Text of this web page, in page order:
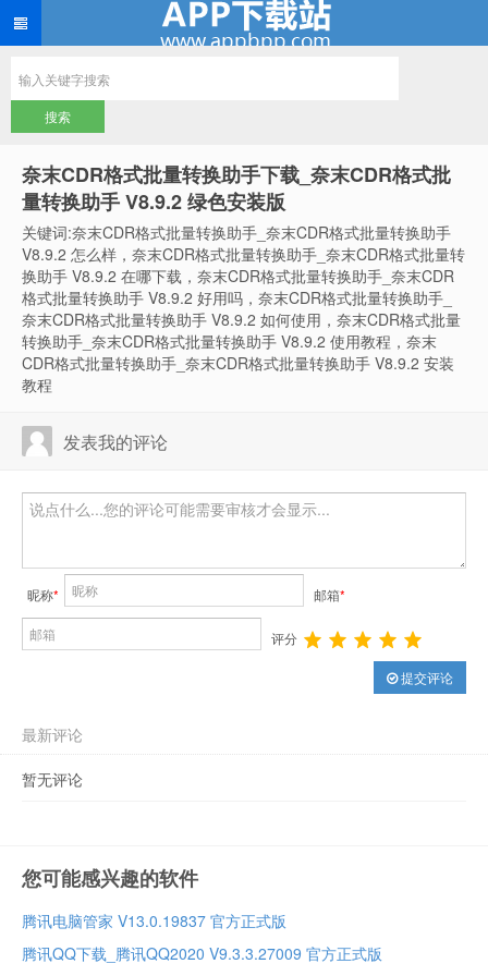
奈末CDR格式批量转换助手下载_奈末CDR格式批
量转换助手 V8.9.2 绿色安装版
关键词:奈末CDR格式批量转换助手_奈末CDR格式批量转换助手
V8.9.2 怎么样，奈末CDR格式批量转换助手_奈末CDR格式批量转
换助手 V8.9.2 在哪下载，奈末CDR格式批量转换助手_奈末CDR
格式批量转换助手 V8.9.2 好用吗，奈末CDR格式批量转换助手_
奈末CDR格式批量转换助手 V8.9.2 如何使用，奈末CDR格式批量
转换助手_奈末CDR格式批量转换助手 V8.9.2 使用教程，奈末
CDR格式批量转换助手_奈末CDR格式批量转换助手 V8.9.2 安装
教程
发表我的评论
昵称* 邮箱*
评分
提交评论
最新评论
暂无评论
您可能感兴趣的软件
腾讯电脑管家 V13.0.19837 官方正式版
腾讯QQ下载_腾讯QQ2020 V9.3.3.27009 官方正式版